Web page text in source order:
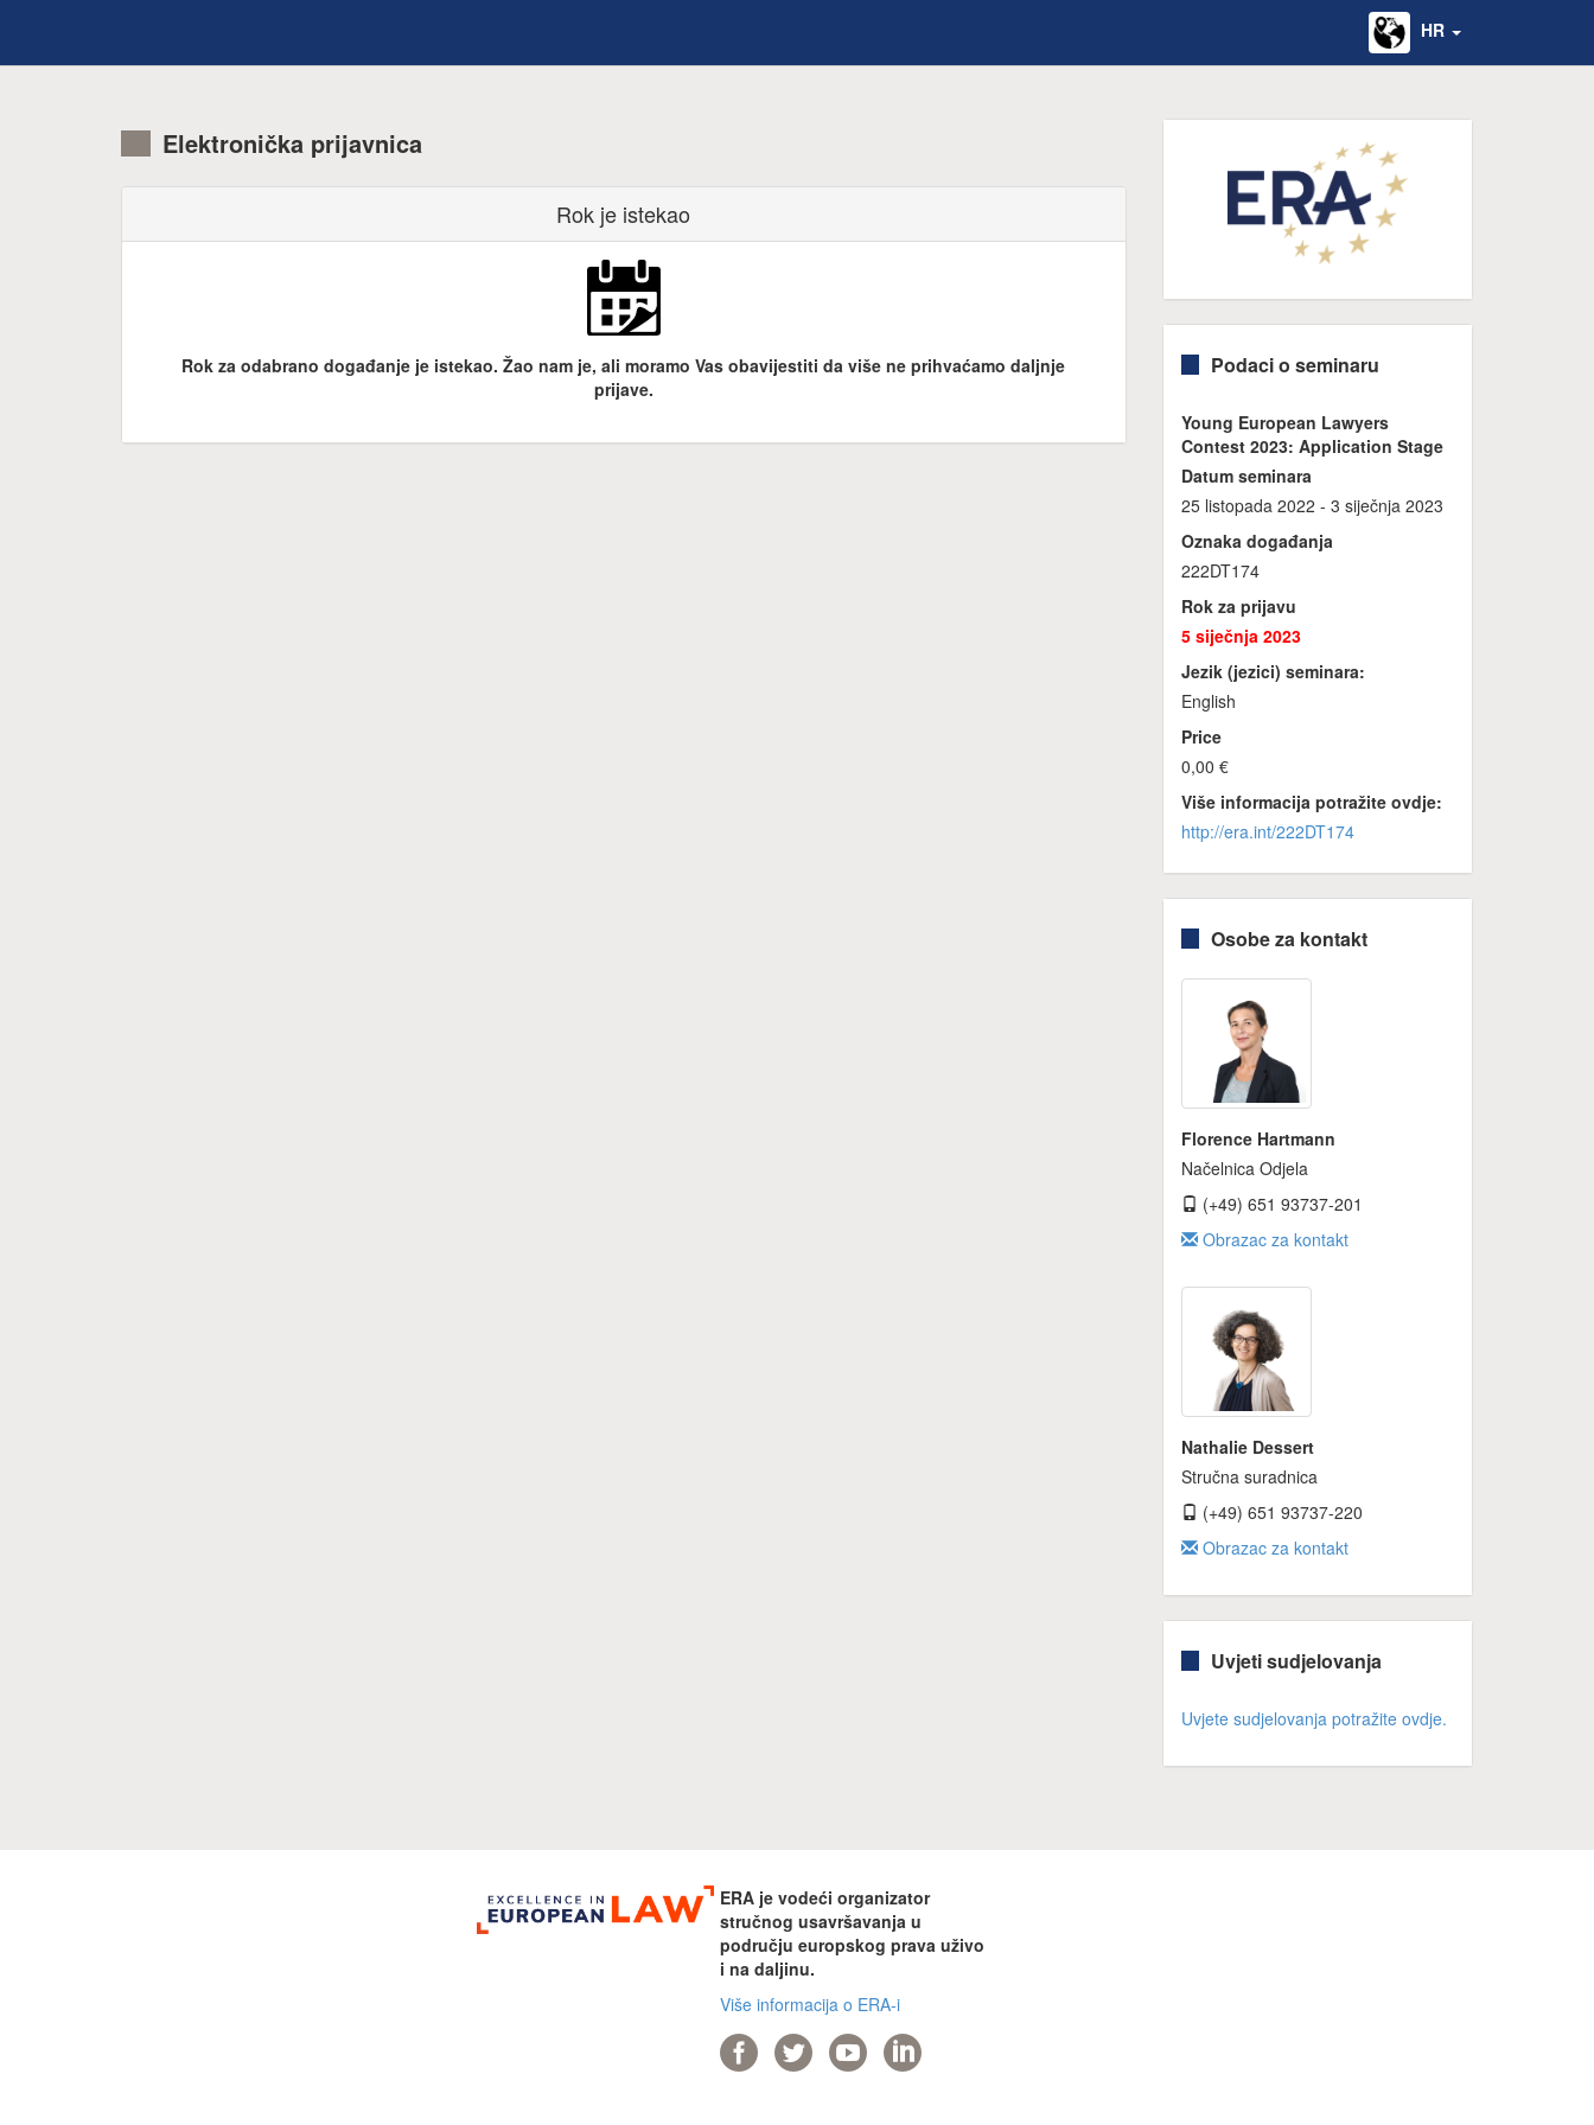
HR
Elektronička prijavnica
Rok je istekao
Rok za odabrano događanje je istekao. Žao nam je, ali moramo Vas obavijestiti da više ne prihvaćamo daljnje
prijave.
Podaci o seminaru
Young European Lawyers
Contest 2023: Application Stage
Datum seminara
25 listopada 2022 - 3 siječnja 2023
Oznaka događanja
222DT174
Rok za prijavu
5 siječnja 2023
Jezik (jezici) seminara:
English
Price
0,00 €
Više informacija potražite ovdje:
http://era.int/222DT174
Osobe za kontakt
Florence Hartmann
Načelnica Odjela
(+49) 651 93737-201
Obrazac za kontakt
Nathalie Dessert
Stručna suradnica
(+49) 651 93737-220
Obrazac za kontakt
Uvjeti sudjelovanja
Uvjete sudjelovanja potražite ovdje.
ERA je vodeći organizator
stručnog usavršavanja u
području europskog prava uživo
i na daljinu.
Više informacija o ERA-i